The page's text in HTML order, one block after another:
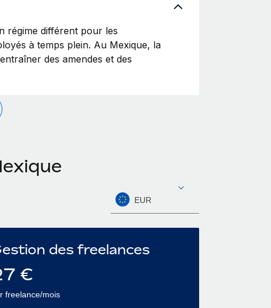
régime différent pour les
à temps plein. Au Mexique, la
des amendes et des
EUR
des freelances
€
freelance/mois